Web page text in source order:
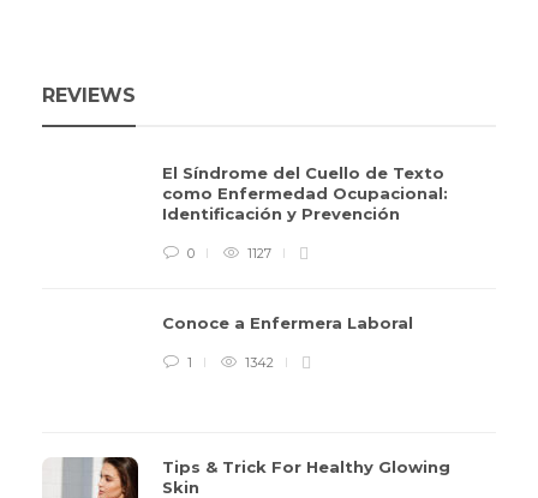
REVIEWS
El Síndrome del Cuello de Texto
como Enfermedad Ocupacional:
Identificación y Prevención
0 1127
Conoce a Enfermera Laboral
1 1342
Tips & Trick For Healthy Glowing
Skin